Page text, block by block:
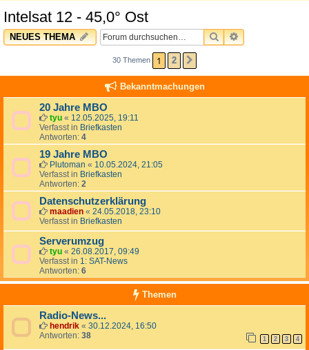
Intelsat 12 - 45,0° Ost
NEUES THEMA SUCHEERWEITERTE
30 Themen 1 2
Bekanntmachungen
20 Jahre MBO
tyu « 12.05.2025, 19:11
Verfasst in Briefkasten
Antworten: 4
19 Jahre MBO
Plutoman « 10.05.2024, 21:05
Verfasst in Briefkasten
Antworten: 2
Datenschutzerklärung
maadien « 24.05.2018, 23:10
Verfasst in Briefkasten
Serverumzug
tyu « 26.08.2017, 09:49
Verfasst in 1: SAT-News
Antworten: 6
Themen
Radio-News...
hendrik « 30.12.2024, 16:50
Antworten: 38 1 2 3 4